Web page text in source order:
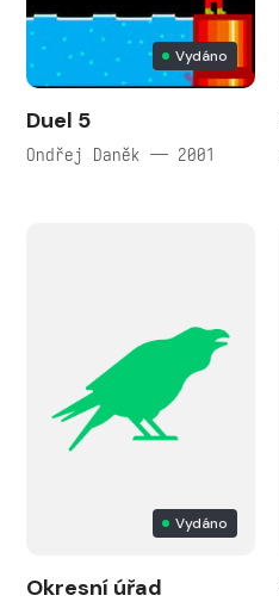
Vydáno
Duel 5
Ondřej Daněk — 2001
Vydáno
Okresní úřad